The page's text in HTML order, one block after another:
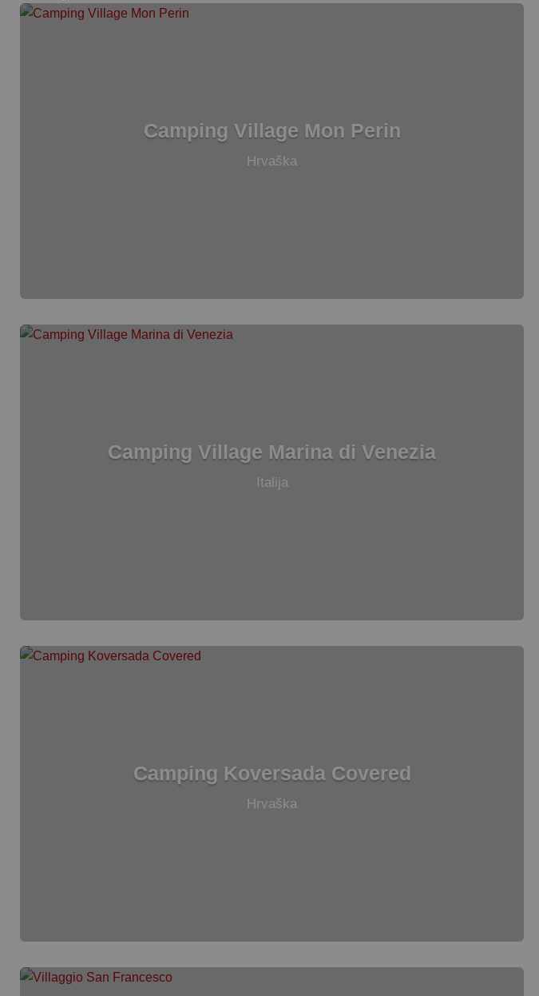
Camping Village Mon Perin
Hrvaška
Camping Village Marina di Venezia
Italija
Camping Koversada Covered
Hrvaška